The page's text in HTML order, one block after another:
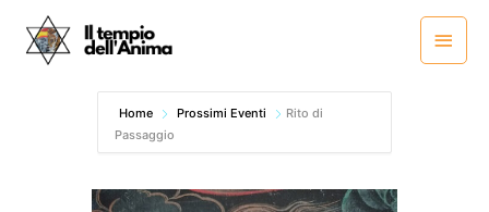
contenuto
Menu
Home Prossimi Eventi
Rito di
Passaggio